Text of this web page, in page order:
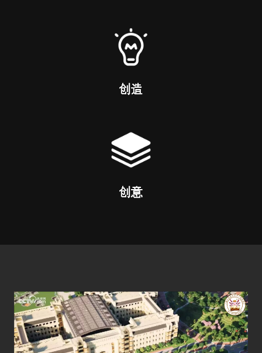
创造
创意